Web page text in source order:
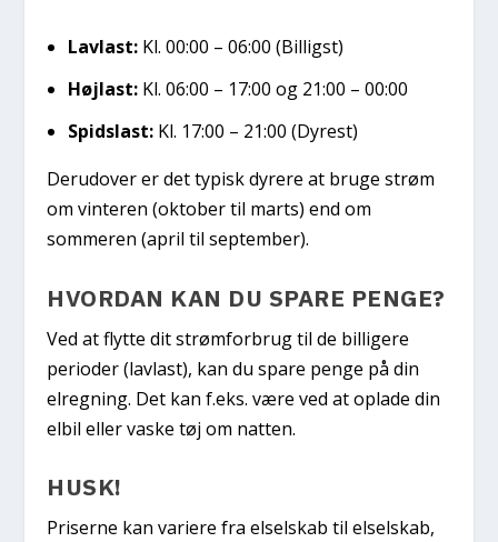
Lavlast:Kl. 00:00 – 06:00 (Billigst)
Højlast:Kl. 06:00 – 17:00 og 21:00 – 00:00
Spidslast:Kl. 17:00 – 21:00 (Dyrest)
Derudover er det typisk dyrere at bruge strøm
om vinteren (oktober til marts) end om
sommeren (april til september).
HVORDAN KAN DU SPARE PENGE?
Ved at flytte dit strømforbrug til de billigere
perioder (lavlast), kan du spare penge på din
elregning. Det kan f.eks. være ved at oplade din
elbil eller vaske tøj om natten.
HUSK!
Priserne kan variere fra elselskab til elselskab,